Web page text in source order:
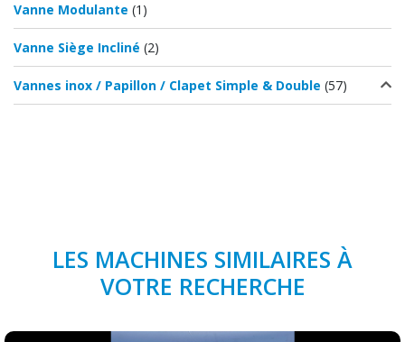
Vanne Modulante (1)
Vanne Siège Incliné (2)
Vannes inox / Papillon / Clapet Simple & Double (57)
LES MACHINES SIMILAIRES À
VOTRE RECHERCHE